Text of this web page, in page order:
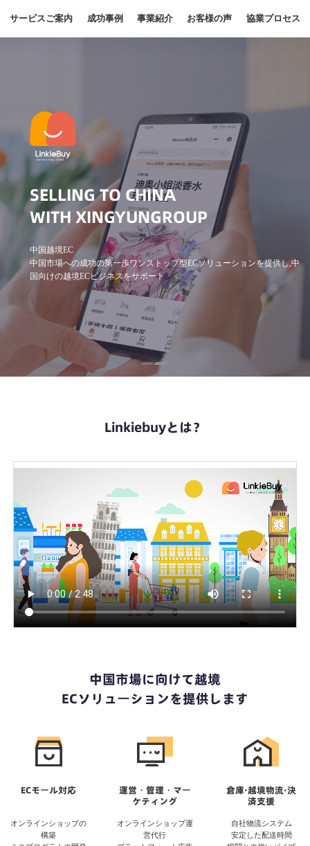
サービスご案内 成功事例 事業紹介 お客様の声 協業プロセス
SELLING TO CHINA
WITH XINGYUNGROUP
中国越境EC
中国市場への成功の第一歩ワンストップ型ECソリューションを提供し,中
国向けの越境ECビジネスをサポート
Linkiebuyとは？
中国市場に向けて越境
ECソリューションを提供します
ECモール対応
オンラインショップの
構築
運営・管理・マー
ケティング
オンラインショップ運
営代行
倉庫·越境物流·決
済支援
自社物流システム
安定した配送時間